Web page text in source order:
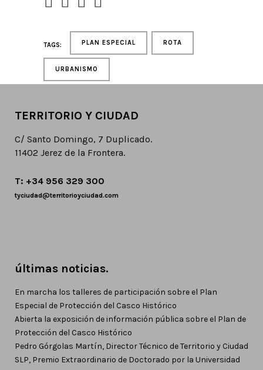
TAGS: PLAN ESPECIAL ROTA
URBANISMO
TERRITORIO Y CIUDAD
C/ Santo Domingo, 7 Duplicado.
11402 Jerez de la Frontera.
T: +34 956 329 300
tyciudad@territorioyciudad.com
últimas noticias.
En marcha los talleres de participación sobre el Plan
Especial de Protección del Casco Histórico
Abierta la exposición de información pública sobre el Plan de
Protección del Casco Histórico
Pedro Górgolas Martín, Director Técnico de Territorio y Ciudad
SLP, Premio Extraordinario de Doctorado por la Universidad